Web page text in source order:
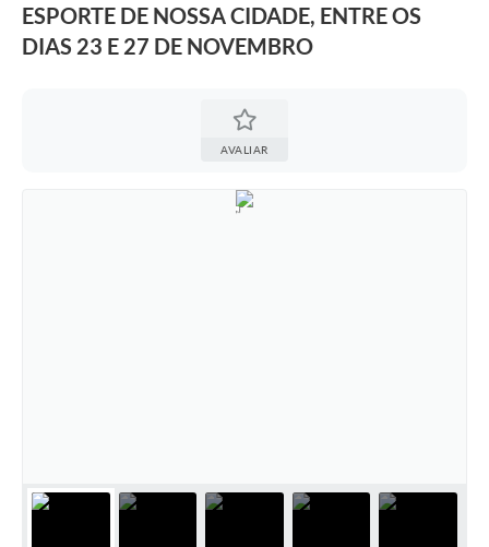
ESPORTE DE NOSSA CIDADE, ENTRE OS
DIAS 23 E 27 DE NOVEMBRO
AVALIAR